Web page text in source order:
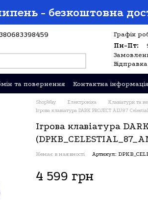
- безкоштовна
Графік
Пн-Пт:
та повернення Контактна
ShopWay Електроніка Клавіатури та
Ігрова клавіатура DARK PROJECT ALU87
Ігрова клавіатура
Немає в наявності Артикул:
4 599 грн